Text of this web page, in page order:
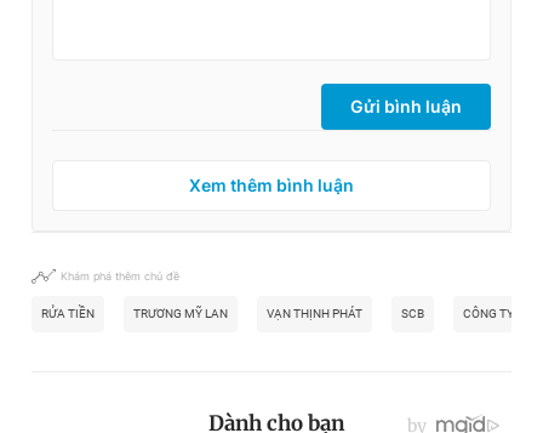
Gửi bình luận
Xem thêm bình luận
Khám phá thêm chủ đề
RỬA TIỀN TRƯƠNG MỸ LAN VẠN THỊNH PHÁT SCB CÔNG TY